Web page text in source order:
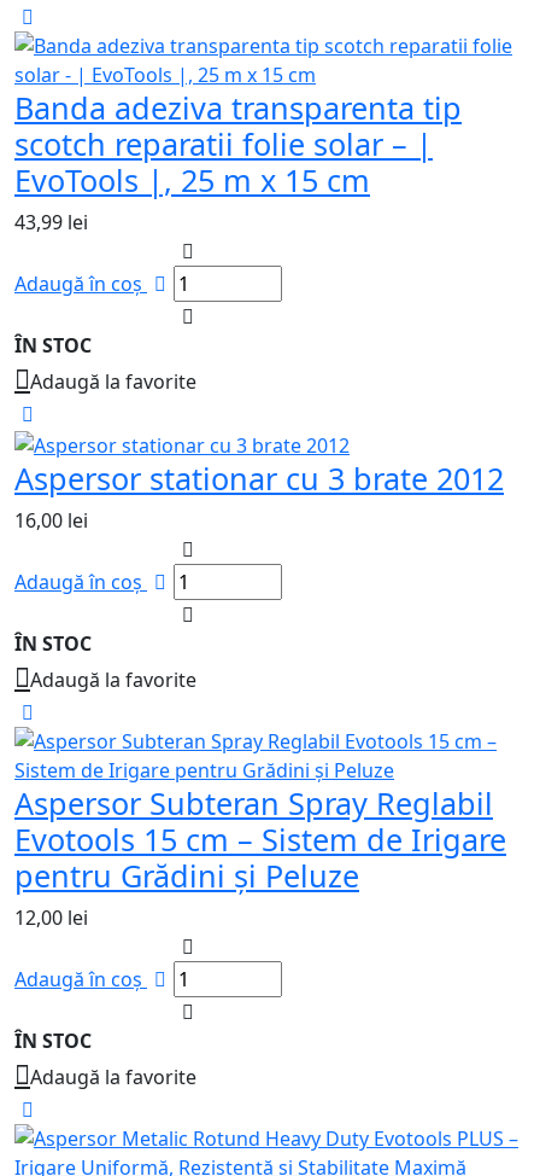
Banda adeziva transparenta tip
scotch reparatii folie solar – |
EvoTools |, 25 m x 15 cm
43,99 lei
Adaugă în coș
ÎN STOC
Adaugă la favorite
Aspersor stationar cu 3 brate 2012
16,00 lei
Adaugă în coș
ÎN STOC
Adaugă la favorite
Aspersor Subteran Spray Reglabil
Evotools 15 cm – Sistem de Irigare
pentru Grădini și Peluze
12,00 lei
Adaugă în coș
ÎN STOC
Adaugă la favorite